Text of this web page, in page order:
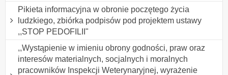
Pikieta informacyjna w obronie poczętego życia
ludzkiego, zbiórka podpisów pod projektem ustawy
,,STOP PEDOFILII"
,,Wystąpienie w imieniu obrony godności, praw oraz
interesów materialnych, socjalnych i moralnych
pracowników Inspekcji Weterynaryjnej, wyrażenie